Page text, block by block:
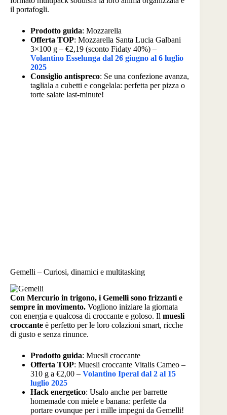
il portafogli.
Prodotto guida: Mozzarella
Offerta TOP: Mozzarella Santa Lucia Galbani
3×100 g – €2,19 (sconto Fidaty 40%) –
Volantino Esselunga dal 26 giugno al 6 luglio
2025
Consiglio antispreco: Se una confezione avanza,
tagliala a cubetti e congelala: perfetta per pizza o
torte salate last-minute!
Gemelli – Curiosi, dinamici e multitasking
Con Mercurio in trigono, i Gemelli sono frizzanti e
sempre in movimento. Vogliono iniziare la giornata
con energia e qualcosa di croccante e goloso. Il muesli
croccante è perfetto per le loro colazioni smart, ricche
di gusto e senza rinunce.
Prodotto guida: Muesli croccante
Offerta TOP: Muesli croccante Vitalis Cameo –
310 g a €2,00 – Volantino Iperal dal 2 al 15
luglio 2025
Hack energetico: Usalo anche per barrette
homemade con miele e banana: perfette da
portare ovunque per i mille impegni da Gemelli!